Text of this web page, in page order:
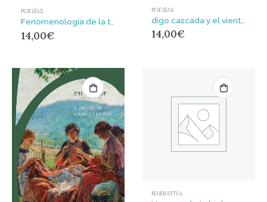
POESÍAS
Fenomenología de la ternura
14,00€
POESÍAS
14,00€
NARRATIVA